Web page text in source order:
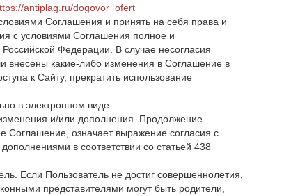
antiplag.ru/dogovor_ofert
Соглашения и принять на себя права и
с условиями Соглашения полное и
Федерации. В случае несогласия
внесены какие-либо изменения в Соглашение в
к Сайту, прекратить использование
в электронном виде.
и/или дополнения. Продолжение
Соглашение, означает выражение согласия с
в соответствии со статьей 438
Если Пользователь не достиг совершеннолетия,
представителями могут быть родители,